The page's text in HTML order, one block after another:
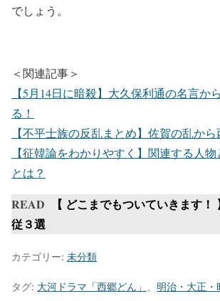
でしょう。
＜関連記事＞
【5月14日に暗殺】大久保利通の名言か
る！
【不平士族の反乱まとめ】佐賀の乱か
【征韓論をわかりやすく】関連する人
とは？
READ
【 どこまでもついていきます
従３選
カテゴリー: 未分類
タグ: 大河ドラマ「西郷どん」 明治・大正・